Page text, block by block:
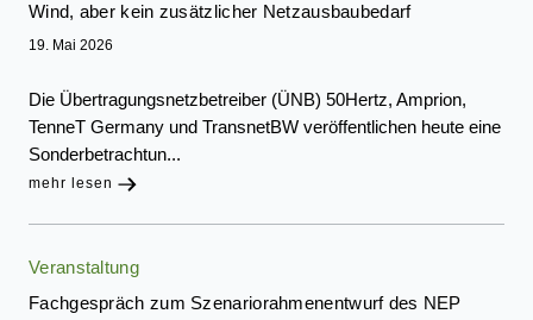
Wind, aber kein zusätzlicher Netzausbaubedarf
19. Mai 2026
Die Übertragungsnetzbetreiber (ÜNB) 50Hertz, Amprion,
TenneT Germany und TransnetBW veröffentlichen heute eine
Sonderbetrachtun...
mehr lesen
Veranstaltung
Fachgespräch zum Szenariorahmenentwurf des NEP